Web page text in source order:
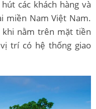
các khách hàng và
miền Nam Việt Nam.
nằm trên mặt tiền
trí có hệ thống giao